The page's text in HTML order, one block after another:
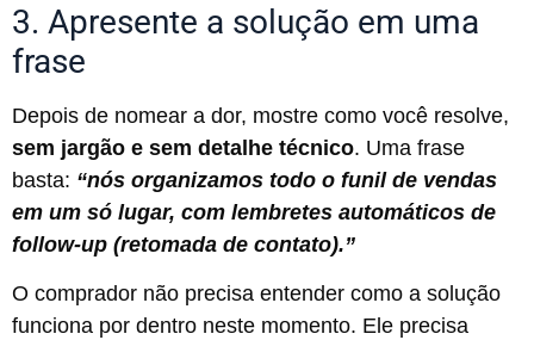
3. Apresente a solução em uma
frase
Depois de nomear a dor, mostre como você resolve,
sem jargão e sem detalhe técnico. Uma frase
basta: “nós organizamos todo o funil de vendas
em um só lugar, com lembretes automáticos de
follow-up (retomada de contato).”
O comprador não precisa entender como a solução
funciona por dentro neste momento. Ele precisa